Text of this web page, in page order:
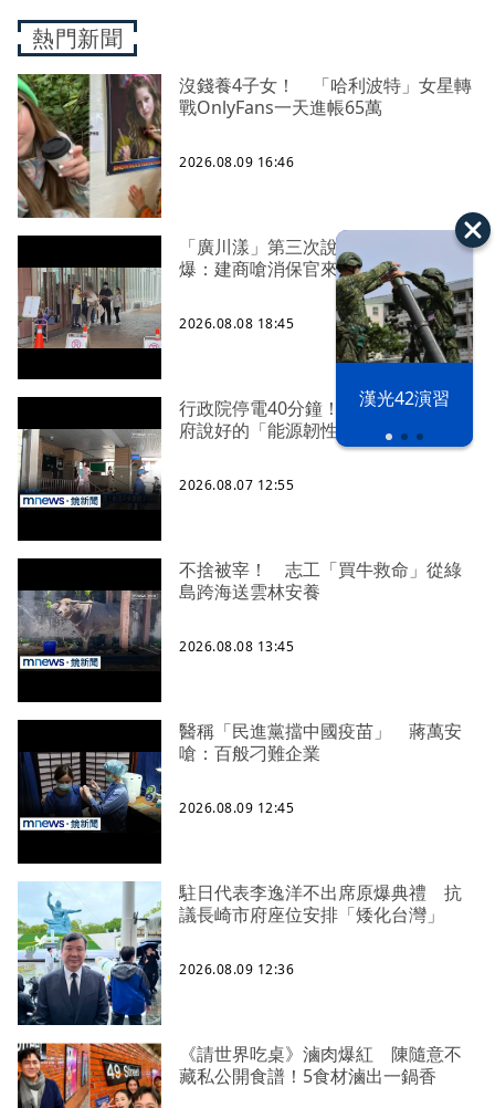
漢光42演習
熱門新聞
沒錢養4子女！ 「哈利波特」女星轉
戰OnlyFans一天進帳65萬
2026.08.09 16:46
「廣川漾」第三次說明會 解約戶
爆：建商嗆消保官來再說
2026.08.08 18:45
行政院停電40分鐘！ 藍委批：賴政
府說好的「能源韌性」呢
2026.08.07 12:55
不捨被宰！ 志工「買牛救命」從綠
島跨海送雲林安養
2026.08.08 13:45
醫稱「民進黨擋中國疫苗」 蔣萬安
嗆：百般刁難企業
2026.08.09 12:45
駐日代表李逸洋不出席原爆典禮 抗
議長崎市府座位安排「矮化台灣」
2026.08.09 12:36
《請世界吃桌》滷肉爆紅 陳隨意不
藏私公開食譜！5食材滷出一鍋香